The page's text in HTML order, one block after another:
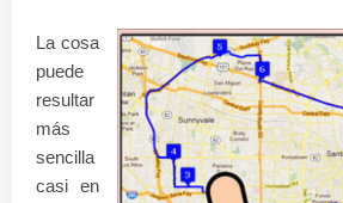
La cosa
puede
resultar
más
sencilla
casi en